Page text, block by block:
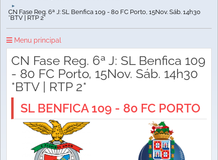
►
CN Fase Reg. 6ª J: SL Benfica 109 - 80 FC Porto, 15Nov. Sáb. 14h30
*BTV | RTP 2*
Menu principal
CN Fase Reg. 6ª J: SL Benfica 109
- 80 FC Porto, 15Nov. Sáb. 14h30
*BTV | RTP 2*
SL BENFICA 109 - 80 FC PORTO